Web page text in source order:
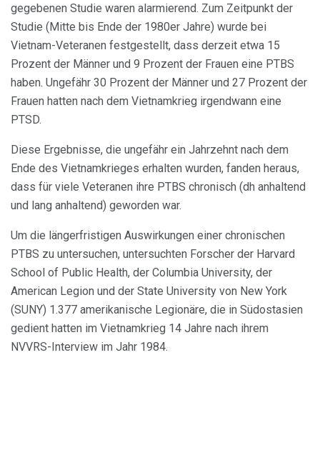
gegebenen Studie waren alarmierend. Zum Zeitpunkt der
Studie (Mitte bis Ende der 1980er Jahre) wurde bei
Vietnam-Veteranen festgestellt, dass derzeit etwa 15
Prozent der Männer und 9 Prozent der Frauen eine PTBS
haben. Ungefähr 30 Prozent der Männer und 27 Prozent der
Frauen hatten nach dem Vietnamkrieg irgendwann eine
PTSD.
Diese Ergebnisse, die ungefähr ein Jahrzehnt nach dem
Ende des Vietnamkrieges erhalten wurden, fanden heraus,
dass für viele Veteranen ihre PTBS chronisch (dh anhaltend
und lang anhaltend) geworden war.
Um die längerfristigen Auswirkungen einer chronischen
PTBS zu untersuchen, untersuchten Forscher der Harvard
School of Public Health, der Columbia University, der
American Legion und der State University von New York
(SUNY) 1.377 amerikanische Legionäre, die in Südostasien
gedient hatten im Vietnamkrieg 14 Jahre nach ihrem
NVVRS-Interview im Jahr 1984.